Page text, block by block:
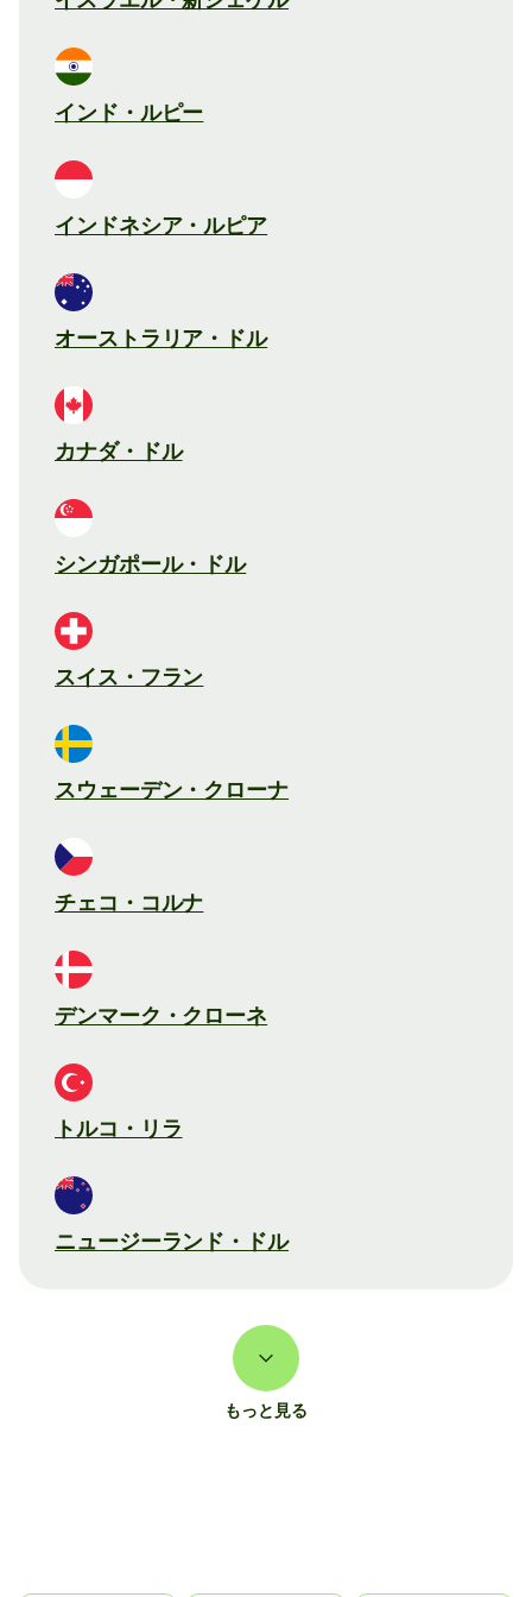
インド・ルピー
インドネシア・ルピア
オーストラリア・ドル
カナダ・ドル
シンガポール・ドル
スイス・フラン
スウェーデン・クローナ
チェコ・コルナ
デンマーク・クローネ
トルコ・リラ
ニュージーランド・ドル
もっと見る